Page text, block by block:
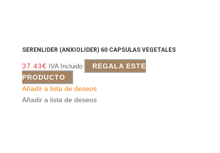
SERENLIDER (ANXIOLIDER) 60 CAPSULAS VEGETALES
37.43€ IVA Incluido
REGALA ESTE
PRODUCTO
Añadir a lista de deseos
Añadir a lista de deseos